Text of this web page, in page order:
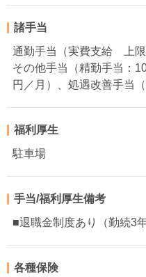
諸手当
通勤手当（実費支給 上限
その他手当（精勤手当：
円／月）、処遇改善手当
福利厚生
駐車場
手当/福利厚生備考
■退職金制度あり（勤続3
各種保険